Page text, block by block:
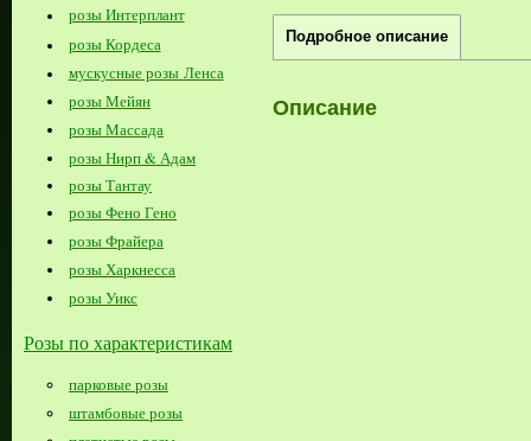
розы Интерплант
розы Кордеса
мускусные розы Ленса
розы Мейян
розы Массада
розы Нирп & Адам
розы Тантау
розы Фено Гено
розы Фрайера
розы Харкнесса
розы Уикс
Розы по характеристикам
парковые розы
штамбовые розы
Подробное описание
Описание